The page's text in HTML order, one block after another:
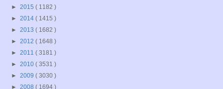
► 2015 ( 1182 )
► 2014 ( 1415 )
► 2013 ( 1682 )
► 2012 ( 1648 )
► 2011 ( 3181 )
► 2010 ( 3531 )
► 2009 ( 3030 )
► 2008 ( 1694 )